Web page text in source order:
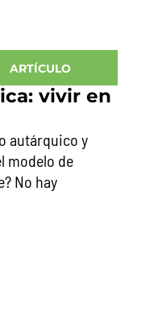
ARTÍCULO
vivir en
autárquico y
modelo de
No hay